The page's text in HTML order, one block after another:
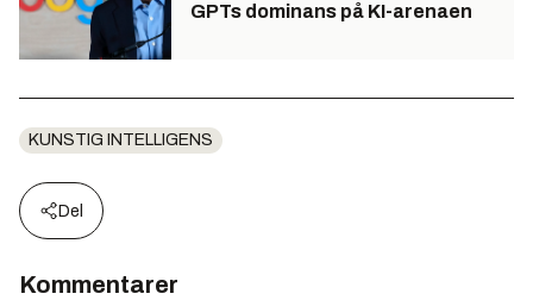
GPTs dominans på KI-arenaen
KUNSTIG INTELLIGENS
Del
Kommentarer